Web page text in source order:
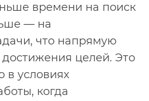
времени на поиск
— на
что напрямую
достижения целей. Это
в условиях
когда